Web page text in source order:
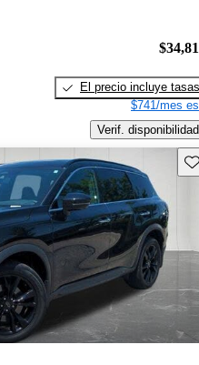
El precio incluye tasas
$741/mes
Verif. disponibilidad